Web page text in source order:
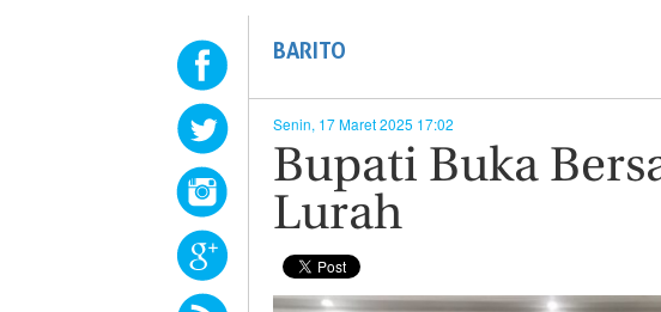
BARITO
Senin, 17 Maret 2025 17:02
Bupati Buka
Lurah